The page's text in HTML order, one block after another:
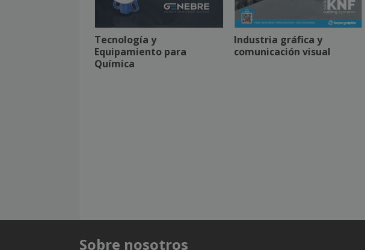
Tecnología y
Equipamiento para
Química
Industria gráfica y
comunicación visual
Sobre nosotros